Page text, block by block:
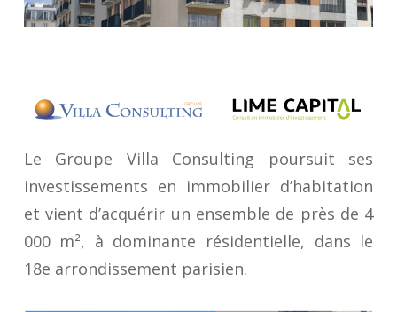
Le Groupe Villa Consulting poursuit ses
investissements en immobilier d’habitation
et vient d’acquérir un ensemble de près de 4
000 m², à dominante résidentielle, dans le
18e arrondissement parisien.